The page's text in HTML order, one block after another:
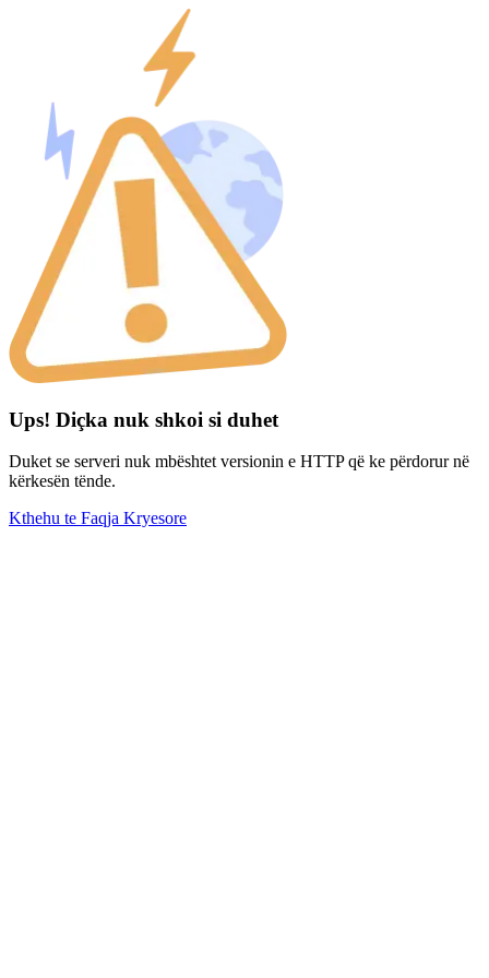
Ups! Diçka nuk shkoi si duhet
Duket se serveri nuk mbështet versionin e HTTP që ke përdorur në
kërkesën tënde.
Kthehu te Faqja Kryesore